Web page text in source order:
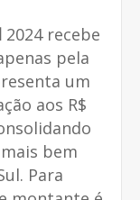
2024 recebe
pela
um
aos R$
bem
Para